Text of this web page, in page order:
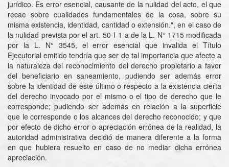
jurídico. Es error esencial, causante de la nulidad del acto, el que
recae sobre cualidades fundamentales de la cosa, sobre su
misma existencia, identidad, cantidad o extensión.", en el caso de
la nulidad prevista por el art. 50-I-1-a de la L. N° 1715 modificada
por la L. N° 3545, el error esencial que invalida el Título
Ejecutorial emitido tendría que ser de tal importancia que afecte a
la naturaleza del reconocimiento del derecho propietario a favor
del beneficiario en saneamiento, pudiendo ser además error
sobre la identidad de este último o respecto a la existencia cierta
del derecho invocado por el mismo o el tipo de derecho que le
corresponde; pudiendo ser además en relación a la superficie
que le corresponde o los alcances del derecho reconocido; y que
por efecto de dicho error o apreciación errónea de la realidad, la
autoridad administrativa decidió de manera diferente a la forma
en que hubiera resuelto en caso de no mediar dicha errónea
apreciación.